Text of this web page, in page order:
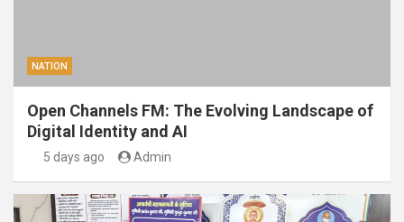
NATION
Open Channels FM: The Evolving Landscape of
Digital Identity and AI
5 days ago Admin